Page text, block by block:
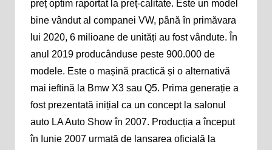
preț optim raportat la preț-calitate. Este un model
bine vândut al companei VW, până în primăvara
lui 2020, 6 milioane de unități au fost vândute. În
anul 2019 producânduse peste 900.000 de
modele. Este o mașină practică și o alternativă
mai ieftină la Bmw X3 sau Q5. Prima generație a
fost prezentată inițial ca un concept la salonul
auto LA Auto Show în 2007. Producția a început
în Iunie 2007 urmată de lansarea oficială la